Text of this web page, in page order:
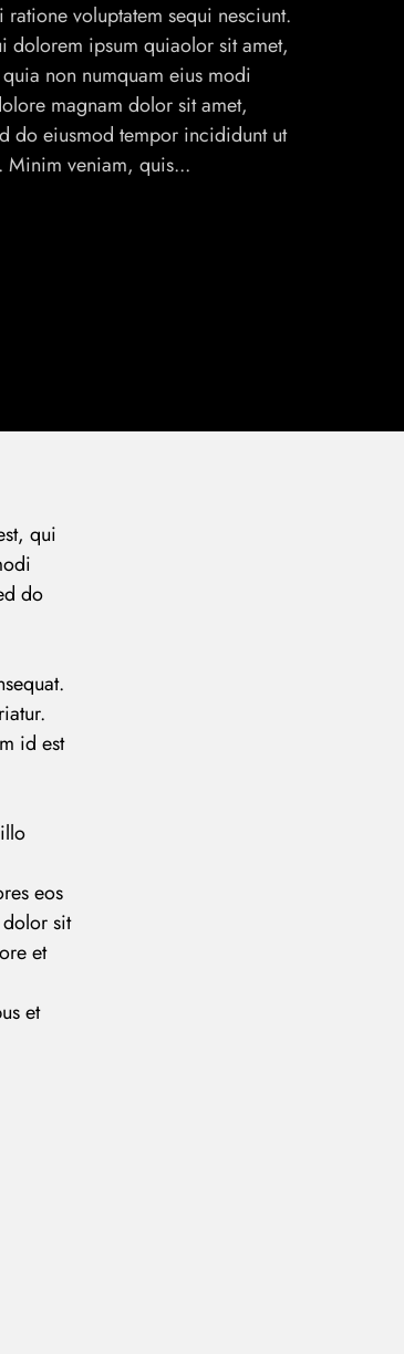
voluptatem sequi nesciunt.
dolorem ipsum quiaolor sit amet,
non numquam eius modi
magnam dolor sit amet,
do eiusmod tempor incididunt ut
Minim veniam, quis...
qui
do
id est
eos
sit
et
et